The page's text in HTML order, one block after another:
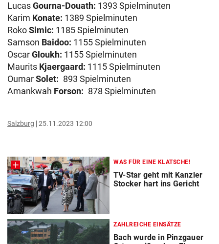
LucasGourna-Douath: 1393 Spielminuten
Karim Konate: 1389 Spielminuten
RokoSimic: 1185 Spielminuten
Samson Baidoo: 1155 Spielminuten
OscarGloukh: 1155 Spielminuten
Maurits Kjaergaard: 1115 Spielminuten
OumarSolet: 893 Spielminuten
Amankwah Forson: 878 Spielminuten
Salzburg 25.11.2023 12:00
WAS FÜR EINE KLATSCHE!
TV-Star geht mit Kanzler
Stocker hart ins Gericht
ZAHLREICHE EINSÄTZE
Bach wurde in Pinzgauer